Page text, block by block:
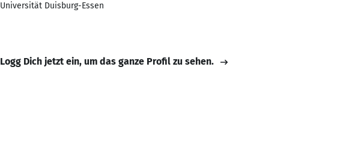
Universität Duisburg-Essen
Logg Dich jetzt ein, um das ganze Profil zu sehen.